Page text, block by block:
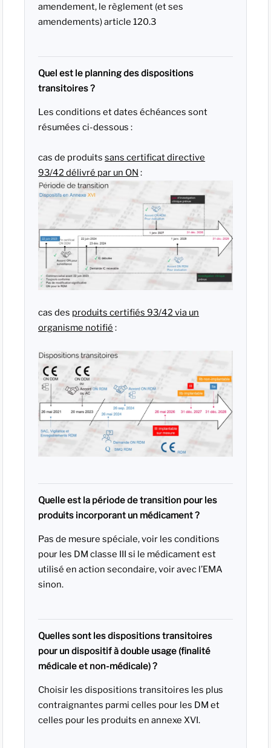
amendement, le règlement (et ses
amendements) article 120.3
Quel est le planning des dispositions
transitoires ?
Les conditions et dates échéances sont
résumées ci-dessous :
cas de produitssans certificat directive
93/42 délivré par un ON :
cas des produits certifiés 93/42 via un
organisme notifié :
Quelle est la période de transition pour les
produits incorporant un médicament ?
Pas de mesure spéciale, voir les conditions
pour les DM classe III si le médicament est
utilisé en action secondaire, voir avec l’EMA
sinon.
Quelles sont les dispositions transitoires
pour un dispositif à double usage (finalité
médicale et non-médicale) ?
Choisir les dispositions transitoires les plus
contraignantes parmi celles pour les DM et
celles pour les produits en annexe XVI.